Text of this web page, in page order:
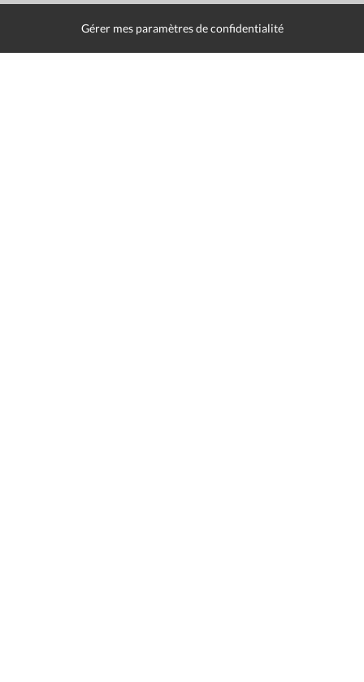
Gérer mes paramètres de confidentialité